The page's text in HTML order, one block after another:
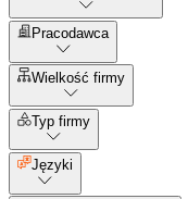
Pracodawca
Wielkość firmy
Typ firmy
Języki